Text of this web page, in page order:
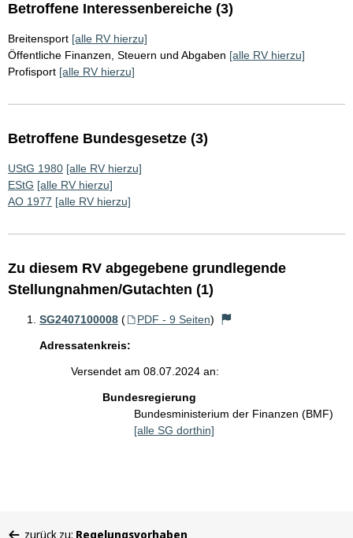
Betroffene Interessenbereiche (3)
Breitensport [alle RV hierzu]
Öffentliche Finanzen, Steuern und Abgaben [alle RV hierzu]
Profisport [alle RV hierzu]
Betroffene Bundesgesetze (3)
UStG 1980 [alle RV hierzu]
EStG [alle RV hierzu]
AO 1977 [alle RV hierzu]
Zu diesem RV abgegebene grundlegende
Stellungnahmen/Gutachten (1)
SG2407100008 ( PDF - 9 Seiten)
Adressatenkreis:
Versendet am 08.07.2024 an:
Bundesregierung
Bundesministerium der Finanzen (BMF)
[alle SG dorthin]
zurück zu: Regelungsvorhaben